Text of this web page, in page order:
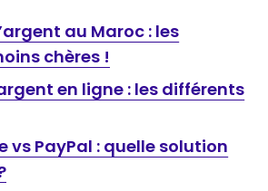
au Maroc : les
chères !
en ligne : les différents
vs PayPal : quelle solution